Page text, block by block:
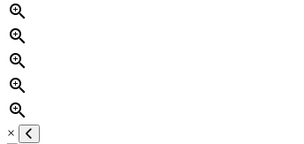
zoom_in
zoom_in
zoom_in
zoom_in
zoom_in
×